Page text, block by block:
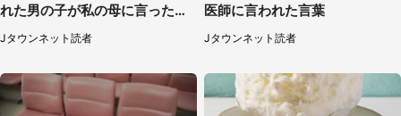
れた男の子が私の母に言ったの
は...」（千葉県・20代女性）
Jタウンネット読者
医師に言われた言葉
Jタウンネット読者